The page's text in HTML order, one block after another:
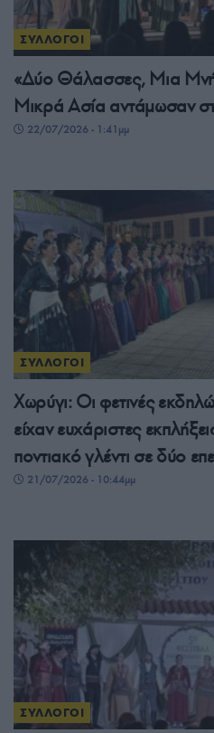
ΣΥΛΛΟΓΟΙ
«Δύο Θάλασσες, Μια
Μικρά Ασία αντάμωσαν
22/07/2026 - 1:41μμ
ΣΥΛΛΟΓΟΙ
Χωρύγι: Οι φετινές
είχαν ευχάριστες
ποντιακό γλέντι σε δύο
21/07/2026 - 10:44μμ
ΣΥΛΛΟΓΟΙ